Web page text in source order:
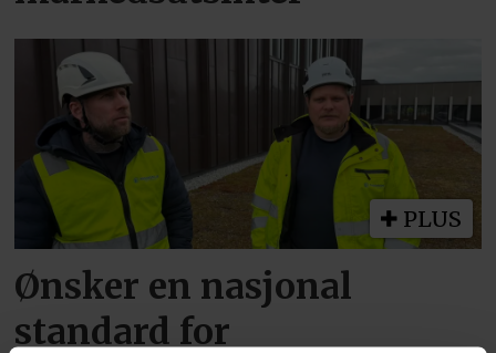
PLUS
Ønsker en nasjonal
standard for